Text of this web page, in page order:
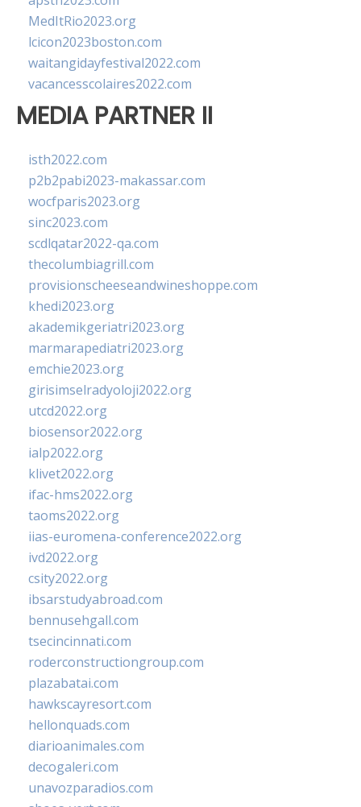
MedItRio2023.org
lcicon2023boston.com
waitangidayfestival2022.com
vacancesscolaires2022.com
MEDIA PARTNER II
isth2022.com
p2b2pabi2023-makassar.com
wocfparis2023.org
sinc2023.com
scdlqatar2022-qa.com
thecolumbiagrill.com
provisionscheeseandwineshoppe.com
khedi2023.org
akademikgeriatri2023.org
marmarapediatri2023.org
emchie2023.org
girisimselradyoloji2022.org
utcd2022.org
biosensor2022.org
ialp2022.org
klivet2022.org
ifac-hms2022.org
taoms2022.org
iias-euromena-conference2022.org
ivd2022.org
csity2022.org
ibsarstudyabroad.com
bennusehgall.com
tsecincinnati.com
roderconstructiongroup.com
plazabatai.com
hawkscayresort.com
hellonquads.com
diarioanimales.com
decogaleri.com
unavozparadios.com